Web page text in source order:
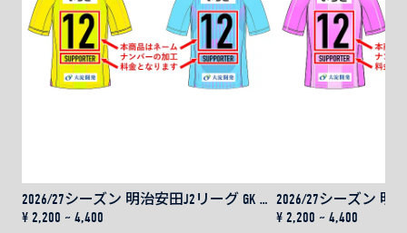
2026/27シーズン 明治安田J2リーグ GK レプリカユニフォーム用 ネーム＆ナンバー
¥ 2,200 ~ 4,400
¥ 2,200 ~ 4,400